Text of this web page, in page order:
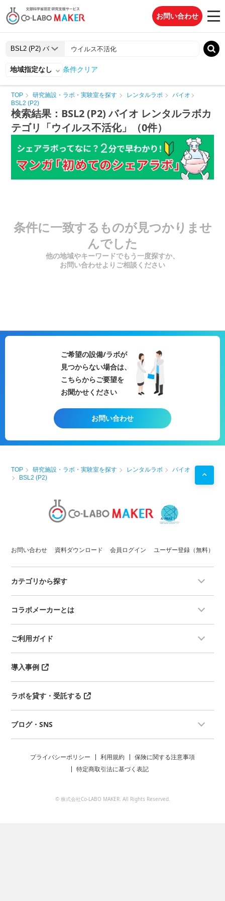
お問い合わせ
地域指定なし 条件クリア
TOP 研究施設・ラボ・実験室を探す レンタルラボ
バイオ
BSL2 (P2)
検索結果：BSL2 (P2) バイオ レンタルラボカ
テゴリ「ウイルス不活化」（0件）
条件に一致するものが見つかりませ
んでした
他の地域やキーワードでもう一度探すか、
お問い合わせよりご相談ください
ご希望の設備/ラボが
見つからない場合は、
こちらからご要望を
お聞かせください
お問い合わせ
TOP 研究施設・ラボ・実験室を探す レンタルラボ
バイオ
BSL2 (P2)
お問い合わせ 資料ダウンロード 会員ログイン ユーザー登録（無料）
カテゴリから探す
コラボメーカーとは
ご利用ガイド
導入事例
ラボを貸す・受託する
ブログ・SNS
プライバシーポリシー 利用規約
保険に関する注意事項
特定商取引法に基づく表記
© 株式会社Co-LABO MAKER. All Rights Reserved.